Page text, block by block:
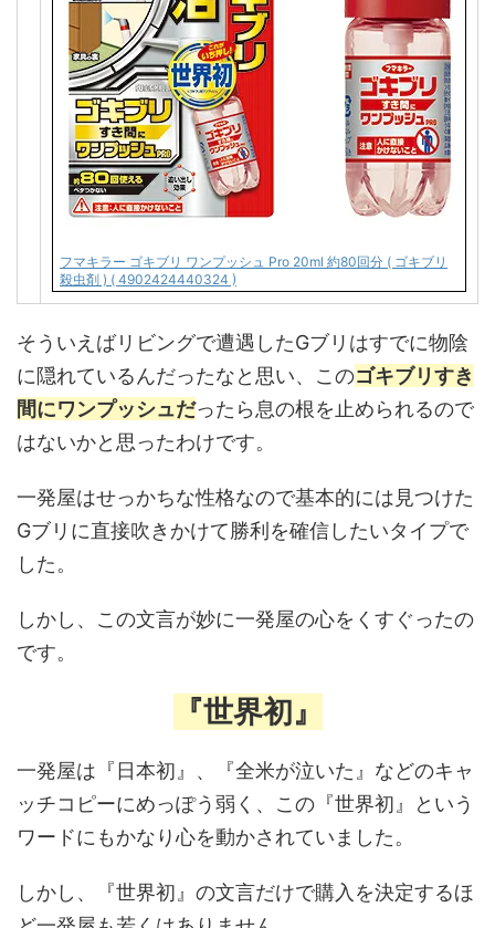
フマキラー ゴキブリ ワンプッシュ Pro 20ml 約80回分 ( ゴキブリ
殺虫剤 ) ( 4902424440324 )
そういえばリビングで遭遇したGブリはすでに物陰
に隠れているんだったなと思い、このゴキブリすき
間にワンプッシュだったら息の根を止められるので
はないかと思ったわけです。
一発屋はせっかちな性格なので基本的には見つけた
Gブリに直接吹きかけて勝利を確信したいタイプで
した。
しかし、この文言が妙に一発屋の心をくすぐったの
です。
『世界初』
一発屋は『日本初』、『全米が泣いた』などのキャ
ッチコピーにめっぽう弱く、この『世界初』という
ワードにもかなり心を動かされていました。
しかし、『世界初』の文言だけで購入を決定するほ